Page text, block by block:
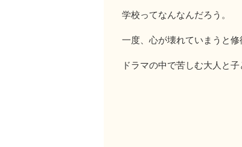
学校ってなんなんだろう。
一度、心が壊れていまうと
ドラマの中で苦しむ大人と